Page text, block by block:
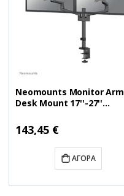
Neomounts Monitor Arm
Desk Mount 17''-27''
Ειδική
Τιμή
143,45 €
ΑΓΟΡΆ